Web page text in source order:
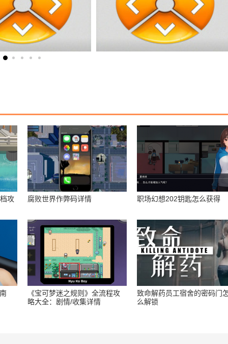
攻 腐败世界作弊码详情 职场幻想202钥匙怎么获得
《宝可梦迷之规则》全流程攻
略大全：剧情/收集详情
致命解药员工宿舍的密码门
么解锁